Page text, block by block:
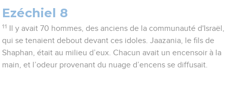
Ezéchiel 8
11
Il y avait 70 hommes, des anciens de la communauté d'Israël,
qui se tenaient debout devant ces idoles. Jaazania, le fils de
Shaphan, était au milieu d’eux. Chacun avait un encensoir à la
main, et l’odeur provenant du nuage d’encens se diffusait.